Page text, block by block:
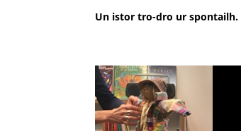
Un istor tro-dro ur spontailh.